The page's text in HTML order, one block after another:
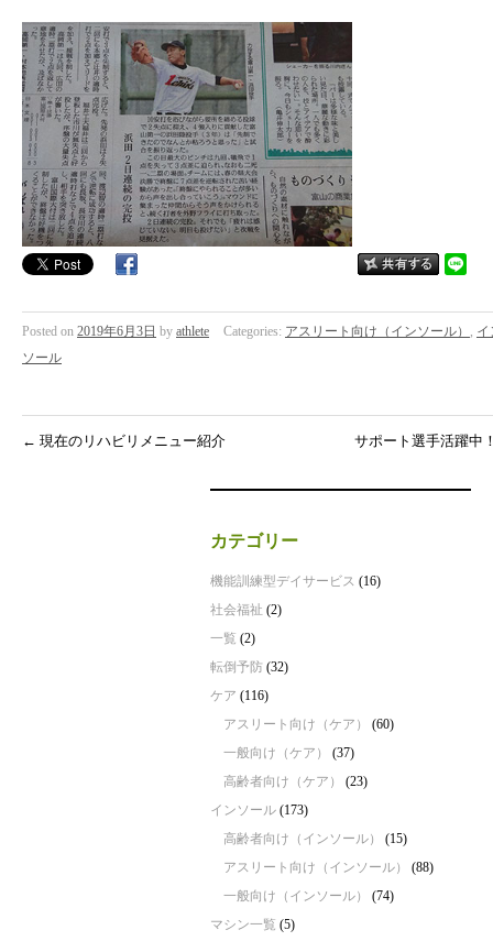
Posted on 2019年6月3日 by athlete Categories: アスリート向け（インソール） , イ
ソール
← 現在のリハビリメニュー紹介 サポート選手活躍中
カテゴリー
機能訓練型デイサービス (16)
社会福祉 (2)
一覧 (2)
転倒予防 (32)
ケア (116)
アスリート向け（ケア）
(60)
一般向け（ケア）
(37)
高齢者向け（ケア）
(23)
インソール (173)
高齢者向け（インソール）
(15)
アスリート向け（インソール）
(88)
一般向け（インソール）
(74)
マシン一覧 (5)